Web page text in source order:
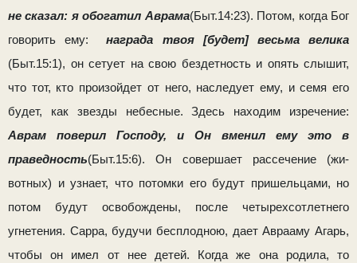
не сказал: я обогатил Аврама(Быт.14:23). Потом, когда Бог
го­ворить ему:
награда твоя [будет] весьма велика
(Быт.15:1), он сетует на свою бездетность и опять слышит,
что тот, кто произойдет от него, наследует ему, и семя его
будет, как звезды не­бесные. Здесь находим изречение:
Аврам поверил Господу, и Он вменил ему это в
праведность(Быт.15:6). Он совершает рассечение (жи­
вотных) и узнает, что потомки его будут пришельцами, но
потом будут освобождены, после четырехсотлетнего
угнетения. Сарра, будучи бесплодною, дает Аврааму Агарь,
чтобы он имел от нее детей. Когда же она родила, то